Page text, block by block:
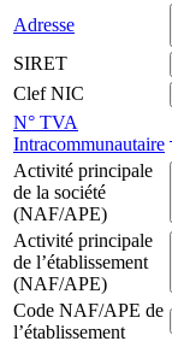
Adresse
SIRET
Clef NIC
N° TVA
Intracommunautaire
Activité principale
de la société
(NAF/APE)
Activité principale
de l’établissement
(NAF/APE)
Code NAF/APE de
l’établissement